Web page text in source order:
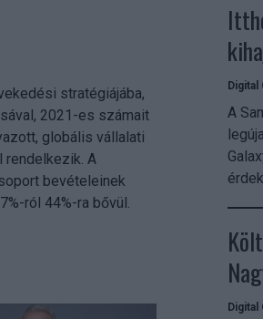
stratégiájába,
2021-es számait
globális vállalati
rendelkezik. A
bevételeinek
ról 44%-ra bővül.
Digital
A
Digital